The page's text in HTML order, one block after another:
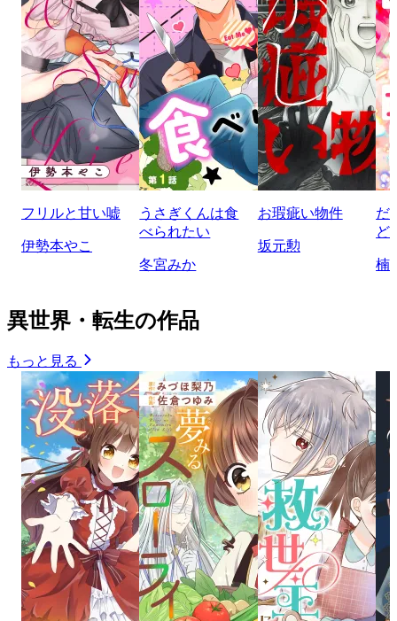
フリルと甘い嘘
伊勢本やこ
うさぎくんは食
べられたい
冬宮みか
お瑕疵い物件
坂元勲
だ
ど
楠
異世界・転生の作品
もっと見る